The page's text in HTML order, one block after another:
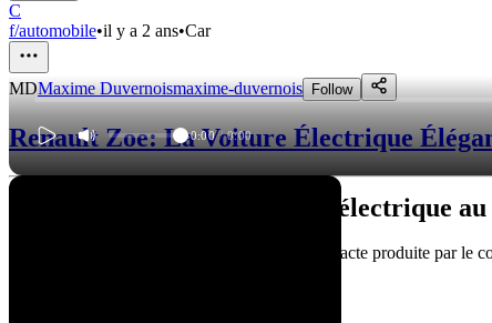
C
f/automobile•il y a 2 ans•Car
MDMaxime Duvernoismaxime-duvernois Follow
Renault Zoe: La Voiture Électrique
0:00 / 0:00
La Renault Zoe: une voiture électrique
La Renault Zoe est une voiture électrique compacte produite par le